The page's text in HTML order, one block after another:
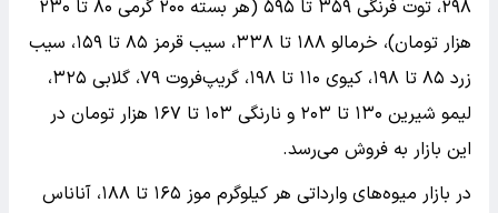
۲۹۸، توت فرنگی ۳۵۹ تا ۵۹۵ (هر بسته ۲۰۰ گرمی ۸۰ تا ۲۳۰
هزار تومان)، خرمالو ۱۸۸ تا ۳۳۸، سیب قرمز ۸۵ تا ۱۵۹، سیب
زرد ۸۵ تا ۱۹۸، کیوی ۱۱۰ تا ۱۹۸، گریپ‌فروت ۷۹، گلابی ۳۲۵،
لیمو شیرین ۱۳۰ تا ۲۰۳ و نارنگی ۱۰۳ تا ۱۶۷ هزار تومان در
این بازار به فروش می‌رسد.
در بازار میوه‌های وارداتی هر کیلوگرم موز ۱۶۵ تا ۱۸۸، آناناس